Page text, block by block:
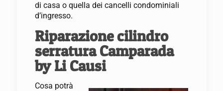
di casa o quella dei cancelli condominiali
d’ingresso.
Riparazione cilindro
serratura Camparada
by Li Causi
Cosa potrà